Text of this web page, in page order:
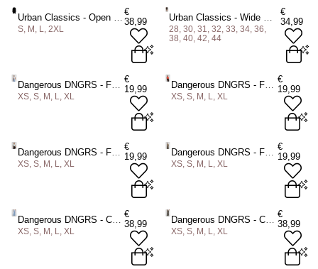
Urban Classics - Open Edge Lange cardigan - Zwart
S, M, L, 2XL
€
38,99
Urban Classics - Wide Fit Chino Korte broek - Zwart
28, 30, 31, 32, 33, 34, 36,
38, 40, 42, 44
€
34,99
Dangerous DNGRS - Fast Crop top - Wit
XS, S, M, L, XL
€
19,99
Dangerous DNGRS - Fast Crop top - Rood
XS, S, M, L, XL
€
19,99
Dangerous DNGRS - Fast Crop top - Blauw
XS, S, M, L, XL
€
19,99
Dangerous DNGRS - Fast Crop top - Groen
XS, S, M, L, XL
€
19,99
Dangerous DNGRS - Cold Dames joggingbroek - Blauw
XS, S, M, L, XL
€
38,99
Dangerous DNGRS - Cold Dames joggingbroek - Groen
XS, S, M, L, XL
€
38,99